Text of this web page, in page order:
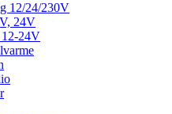
12/24/230V
24V
24V